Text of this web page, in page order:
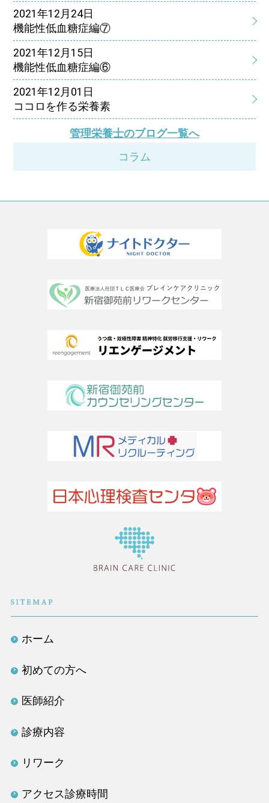
2021年12月24日
機能性低血糖症編⑦
2021年12月15日
機能性低血糖症編⑥
2021年12月01日
ココロを作る栄養素
管理栄養士のブログ一覧へ
コラム
ホーム
初めての方へ
医師紹介
診療内容
リワーク
アクセス診療時間